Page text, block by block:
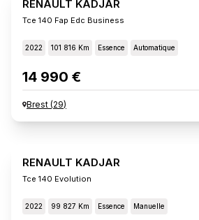
RENAULT KADJAR
Tce 140 Fap Edc Business
2022 101 816 Km Essence Automatique
14 990 €
Brest (29)
RENAULT KADJAR
Tce 140 Evolution
2022 99 827 Km Essence Manuelle